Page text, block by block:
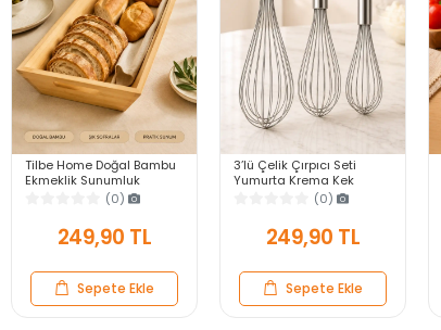
Tilbe Home Doğal Bambu
Ekmeklik Sunumluk
Dikdörtgen Kahvaltı ve
(0)
249,90 TL
Sepete Ekle
3’lü Çelik Çırpıcı Seti
Yumurta Krema Kek
Hamuru Çırpma Teli Pratik
Sos Karıştırıcı Mutfak Teli
(0)
249,90 TL
Sepete Ekle